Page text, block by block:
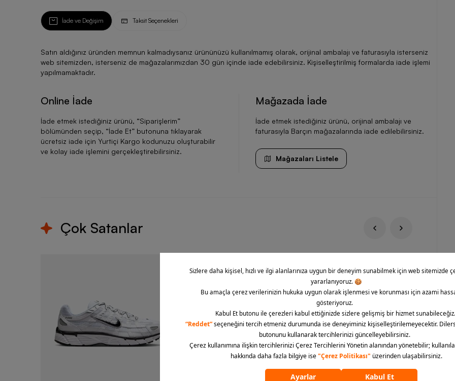
İade ve Değişim Taksit Seçenekleri
Satın aldığınız üründen memnun kalmadıysanız ürününüzü kullanılmamış olarak, orijinal ambalajı ve faturasıyla isterseniz
web sitemizden, isterseniz de mağazalarımızdan 30 gün içinde iade edebilirsiniz. Kişiselleştirilmiş formalarda iade işlemi
yapılmamaktadır.
Online İade
İade etmek istediğiniz ürünü, “Siparişlerim”
bölümünden seçip, “İade Et” butonuna tıklayarak
ücretsiz iade için Yurtiçi Kargo kodunuzu oluşturabilir
ve kolay iade işlemini gerçekleştirebilirsiniz.
Mağazada İade
İade etmek istediğiniz ürünü, orijinal ambalajı ve
faturasıyla Barçın mağazalarında iade edilebilirsiniz.
Mağazaları Listele
Çok Satanlar